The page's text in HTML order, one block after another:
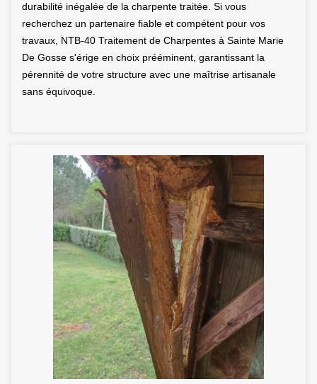
durabilité inégalée de la charpente traitée. Si vous
recherchez un partenaire fiable et compétent pour vos
travaux, NTB-40 Traitement de Charpentes à Sainte Marie
De Gosse s'érige en choix prééminent, garantissant la
pérennité de votre structure avec une maîtrise artisanale
sans équivoque.